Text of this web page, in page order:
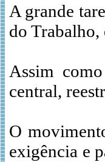
A grande
do
Assim
central,
O
exigência e